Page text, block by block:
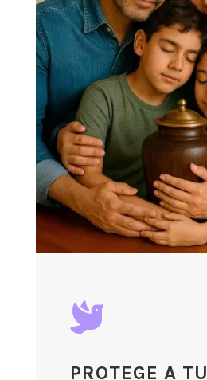

PROTEGE A TU